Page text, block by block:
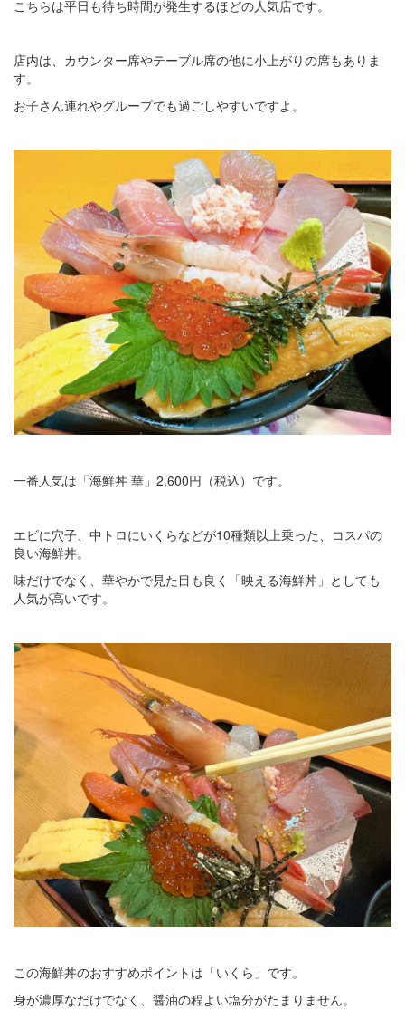
こちらは平日も待ち時間が発生するほどの人気店です。
店内は、カウンター席やテーブル席の他に小上がりの席もありま
す。
お子さん連れやグループでも過ごしやすいですよ。
一番人気は「海鮮丼 華」2,600円（税込）です。
エビに穴子、中トロにいくらなどが10種類以上乗った、コスパの
良い海鮮丼。
味だけでなく、華やかで見た目も良く「映える海鮮丼」としても
人気が高いです。
この海鮮丼のおすすめポイントは「いくら」です。
身が濃厚なだけでなく、醤油の程よい塩分がたまりません。